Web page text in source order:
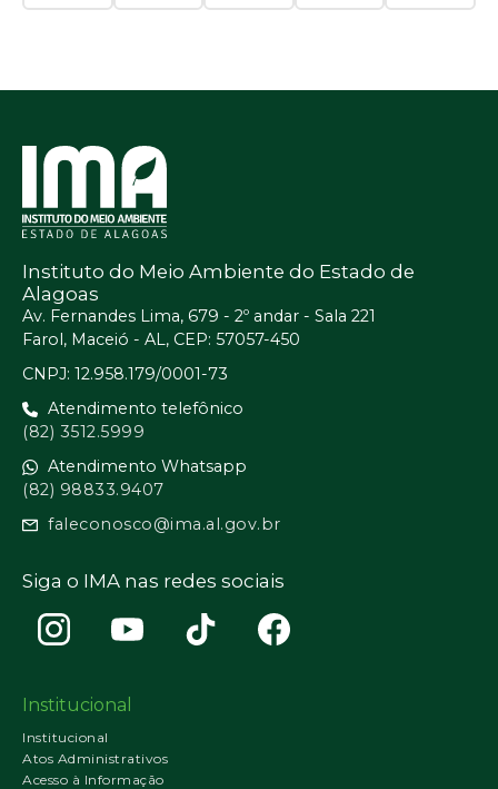
Instituto do Meio Ambiente do Estado de
Alagoas
Av. Fernandes Lima, 679 - 2º andar - Sala 221
Farol, Maceió - AL, CEP: 57057-450
CNPJ: 12.958.179/0001-73
Atendimento telefônico
(82) 3512.5999
Atendimento Whatsapp
(82) 98833.9407
faleconosco@ima.al.gov.br
Siga o IMA nas redes sociais
Institucional
Institucional
Atos Administrativos
Acesso à Informação